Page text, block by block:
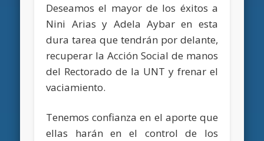
Deseamos el mayor de los éxitos a
Nini Arias y Adela Aybar en esta
dura tarea que tendrán por delante,
recuperar la Acción Social de manos
del Rectorado de la UNT y frenar el
vaciamiento.
Tenemos confianza en el aporte que
ellas harán en el control de los